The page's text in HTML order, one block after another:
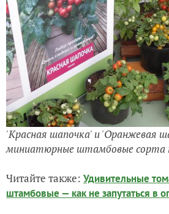
'Красная шапочка' и 'Оранжевая
миниатюрные штамбовые
Читайте также: Удивительные
штамбовые — как не запутаться в